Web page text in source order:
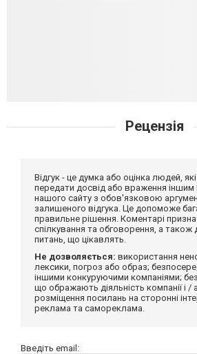
Рецензія
Відгук - це думка або оцінка людей,
передати досвід або враження іншим
нашого сайту з обов'язковою
залишеного відгука. Це допоможе
правильне рішення. Коментарі
спілкування та обговорення, а також
питань, що цікавлять.
Не дозволяється: використання
лексики, погроз або образ;
іншими конкуруючими компаніями;
що ображають діяльність компанії і /
розміщення посилань на сторонні
реклама та самореклама.
Введіть email: